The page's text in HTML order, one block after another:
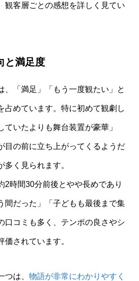
観客層ごとの感想を詳しく見てい
と満足度
、「満足」「もう一度観たい」と
占めています。特に初めて観劇し
ていたよりも舞台装置が豪華」
目の前に立ち上がってくるようだ
多く見られます。
2時間30分前後とやや長めであり
間だった」「子どもも最後まで集
口コミも多く、テンポの良さやシ
価されています。
は、 物語が非常にわかりやすく